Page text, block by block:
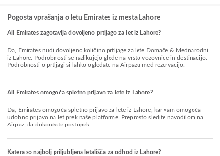
Pogosta vprašanja o letu Emirates iz mesta Lahore
Ali Emirates zagotavlja dovoljeno prtljago za let iz Lahore?
Da, Emirates nudi dovoljeno količino prtljage za lete Domače & Mednarodni
iz Lahore. Podrobnosti se razlikujejo glede na vrsto vozovnice in destinacijo.
Podrobnosti o prtljagi si lahko ogledate na Airpazu med rezervacijo.
Ali Emirates omogoča spletno prijavo za lete iz Lahore?
Da, Emirates omogoča spletno prijavo za lete iz Lahore, kar vam omogoča
udobno prijavo na let prek naše platforme. Preprosto sledite navodilom na
Airpaz, da dokončate postopek.
Katera so najbolj priljubljena letališča za odhod iz Lahore?